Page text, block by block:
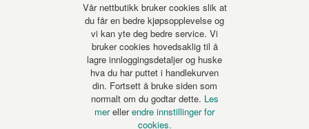
Vår nettbutikk bruker cookies slik at
du får en bedre kjøpsopplevelse og
vi kan yte deg bedre service. Vi
bruker cookies hovedsaklig til å
lagre innloggingsdetaljer og huske
hva du har puttet i handlekurven
din. Fortsett å bruke siden som
normalt om du godtar dette. Les
merellerendre innstillinger for
cookies.